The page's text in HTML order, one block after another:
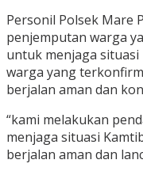
Personil Polsek Mare
penjemputan warga
untuk menjaga
warga yang
berjalan aman dan
“kami melakukan
menjaga situasi
berjalan aman dan